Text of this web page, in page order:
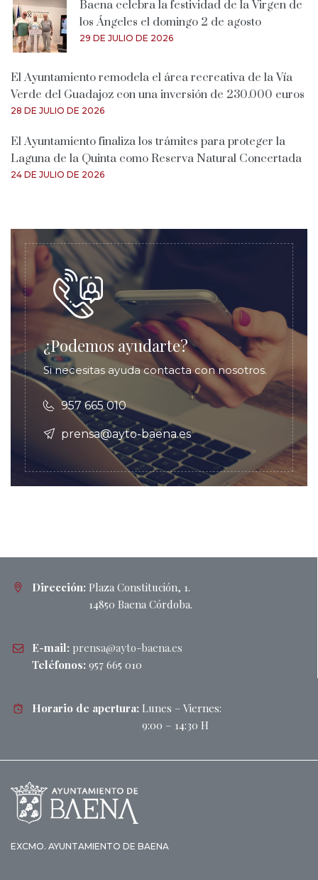
Baena celebra la festividad de la Virgen de
los Ángeles el domingo 2 de agosto
29 DE JULIO DE 2026
El Ayuntamiento remodela el área recreativa de la Vía
Verde del Guadajoz con una inversión de 230.000 euros
28 DE JULIO DE 2026
El Ayuntamiento finaliza los trámites para proteger la
Laguna de la Quinta como Reserva Natural Concertada
24 DE JULIO DE 2026
¿Podemos ayudarte?
Si necesitas ayuda contacta con nosotros.
957 665 010
prensa@ayto-baena.es
Dirección: Plaza Constitución, 1.
14850 Baena Córdoba.
E-mail: prensa@ayto-baena.es
Teléfonos: 957 665 010
Horario de apertura: Lunes – Viernes:
9:00 – 14:30 H
EXCMO. AYUNTAMIENTO DE BAENA